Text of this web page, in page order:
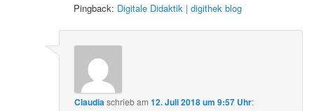
Pingback: Digitale Didaktik | digithek blog
Claudiaschriebam12. Juli 2018 um 9:57 Uhr: